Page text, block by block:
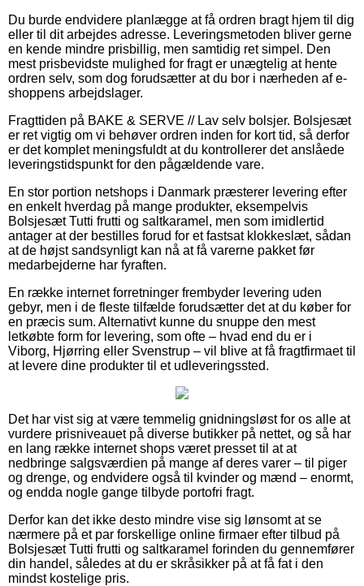
Du burde endvidere planlægge at få ordren bragt hjem til dig
eller til dit arbejdes adresse. Leveringsmetoden bliver gerne
en kende mindre prisbillig, men samtidig ret simpel. Den
mest prisbevidste mulighed for fragt er unægtelig at hente
ordren selv, som dog forudsætter at du bor i nærheden af e-
shoppens arbejdslager.
Fragttiden på BAKE & SERVE // Lav selv bolsjer. Bolsjesæt
er ret vigtig om vi behøver ordren inden for kort tid, så derfor
er det komplet meningsfuldt at du kontrollerer det anslåede
leveringstidspunkt for den pågældende vare.
En stor portion netshops i Danmark præsterer levering efter
en enkelt hverdag på mange produkter, eksempelvis
Bolsjesæt Tutti frutti og saltkaramel, men som imidlertid
antager at der bestilles forud for et fastsat klokkeslæt, sådan
at de højst sandsynligt kan nå at få varerne pakket før
medarbejderne har fyraften.
En række internet forretninger frembyder levering uden
gebyr, men i de fleste tilfælde forudsætter det at du køber for
en præcis sum. Alternativt kunne du snuppe den mest
letkøbte form for levering, som ofte – hvad end du er i
Viborg, Hjørring eller Svenstrup – vil blive at få fragtfirmaet til
at levere dine produkter til et udleveringssted.
Det har vist sig at være temmelig gnidningsløst for os alle at
vurdere prisniveauet på diverse butikker på nettet, og så har
en lang række internet shops været presset til at at
nedbringe salgsværdien på mange af deres varer – til piger
og drenge, og endvidere også til kvinder og mænd – enormt,
og endda nogle gange tilbyde portofri fragt.
Derfor kan det ikke desto mindre vise sig lønsomt at se
nærmere på et par forskellige online firmaer efter tilbud på
Bolsjesæt Tutti frutti og saltkaramel forinden du gennemfører
din handel, således at du er skråsikker på at få fat i den
mindst kostelige pris.